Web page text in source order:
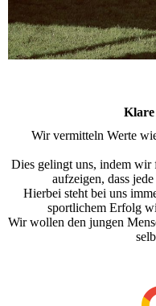
Wir vermitteln Werte
Dies gelingt uns, indem wir
aufzeigen, dass
Hierbei steht bei uns
sportlichem Erfolg
Wir wollen den jungen